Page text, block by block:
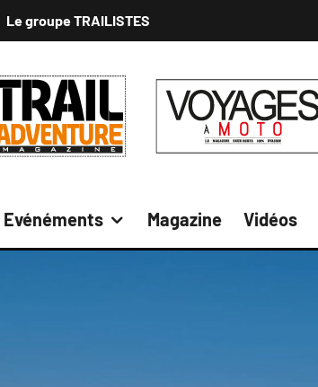
Le groupe TRAILISTES
Evénéments Magazine Vidéos